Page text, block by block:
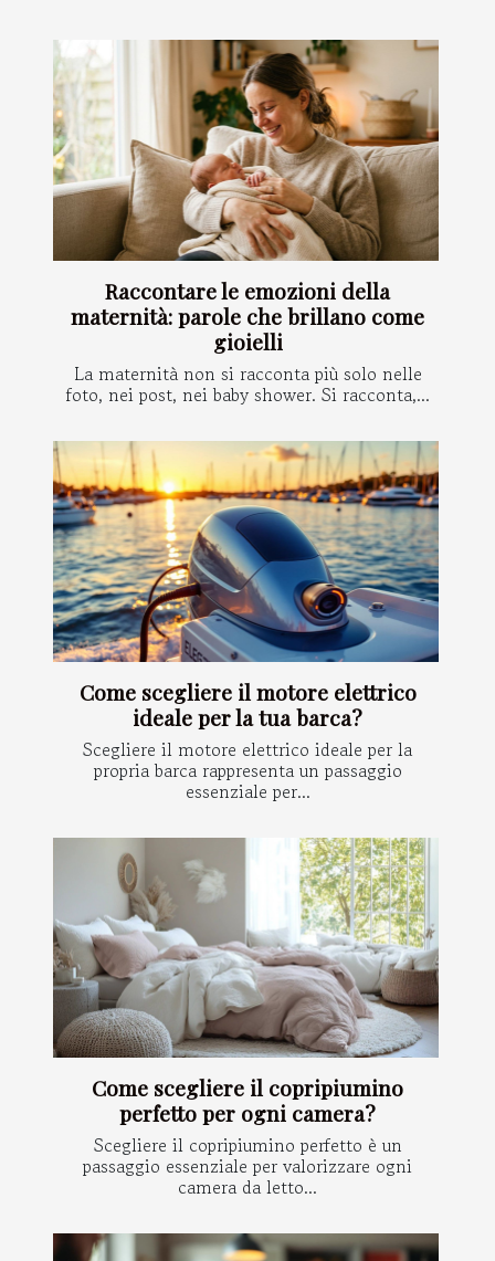
Raccontare le emozioni della
maternità: parole che brillano come
gioielli
La maternità non si racconta più solo nelle
foto, nei post, nei baby shower. Si racconta,...
Come scegliere il motore elettrico
ideale per la tua barca?
Scegliere il motore elettrico ideale per la
propria barca rappresenta un passaggio
essenziale per...
Come scegliere il copripiumino
perfetto per ogni camera?
Scegliere il copripiumino perfetto è un
passaggio essenziale per valorizzare ogni
camera da letto...